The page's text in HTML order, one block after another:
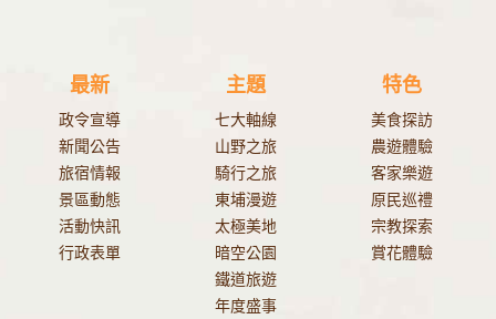
最新
政令宣導
新聞公告
旅宿情報
景區動態
活動快訊
行政表單
主題
七大軸線
山野之旅
騎行之旅
東埔漫遊
太極美地
暗空公園
鐵道旅遊
年度盛事
特色
美食探訪
農遊體驗
客家樂遊
原民巡禮
宗教探索
賞花體驗